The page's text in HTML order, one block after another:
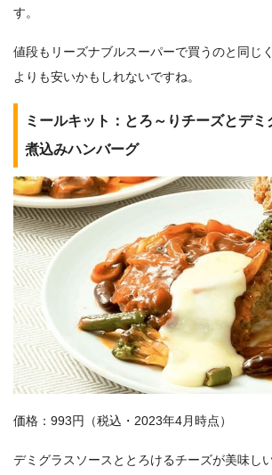
す。
値段もリーズナブルスーパーで買うのと同じ
よりも安いかもしれないですね。
ミールキット：とろ～りチーズとデ
煮込みハンバーグ
価格：993円（税込・2023年4月時点）
デミグラスソースととろけるチーズが美味し